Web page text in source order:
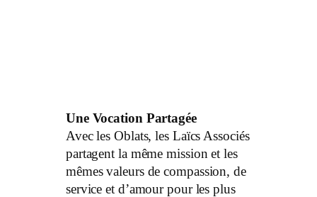
Une Vocation Partagée
Avec les Oblats, les Laïcs Associés
partagent la même mission et les
mêmes valeurs de compassion, de
service et d’amour pour les plus